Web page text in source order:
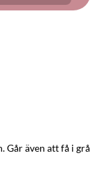
Går även att få i grå